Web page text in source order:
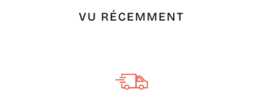
VU RÉCEMMENT